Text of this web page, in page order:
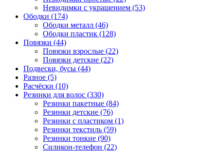
Невидимки с украшением (53)
Ободки (174)
Ободки металл (46)
Ободки пластик (128)
Повязки (44)
Повязки взрослые (22)
Повязки детские (22)
Подвески, бусы (44)
Разное (5)
Расчёски (10)
Резинки для волос (330)
Резинки пакетные (84)
Резинки детские (76)
Резинки с пластиком (1)
Резинки текстиль (59)
Резинки тонкие (90)
Силикон-телефон (22)